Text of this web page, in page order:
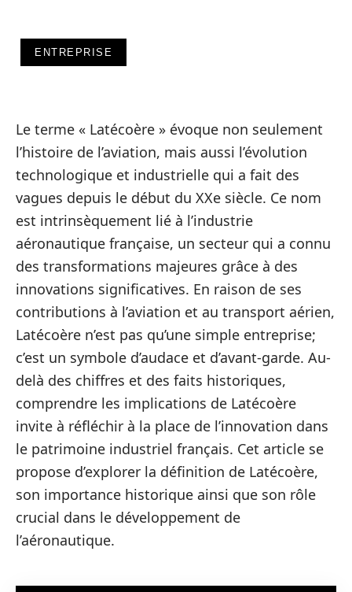
ENTREPRISE
Le terme « Latécoère » évoque non seulement
l’histoire de l’aviation, mais aussi l’évolution
technologique et industrielle qui a fait des
vagues depuis le début du XXe siècle. Ce nom
est intrinsèquement lié à l’industrie
aéronautique française, un secteur qui a connu
des transformations majeures grâce à des
innovations significatives. En raison de ses
contributions à l’aviation et au transport aérien,
Latécoère n’est pas qu’une simple entreprise;
c’est un symbole d’audace et d’avant-garde. Au-
delà des chiffres et des faits historiques,
comprendre les implications de Latécoère
invite à réfléchir à la place de l’innovation dans
le patrimoine industriel français. Cet article se
propose d’explorer la définition de Latécoère,
son importance historique ainsi que son rôle
crucial dans le développement de
l’aéronautique.